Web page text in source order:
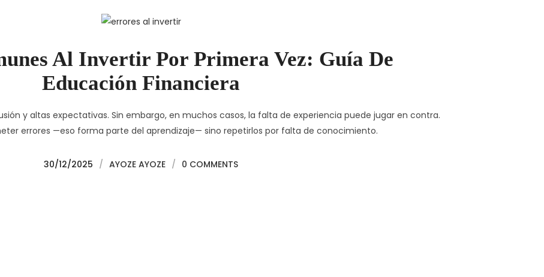
Al Invertir Por Primera Vez: Guía De
Educación Financiera
y altas expectativas. Sin embargo, en muchos casos, la falta de experiencia puede jugar en contra.
errores —eso forma parte del aprendizaje— sino repetirlos por falta de conocimiento.
30/12/2025 / AYOZE AYOZE / 0 COMMENTS